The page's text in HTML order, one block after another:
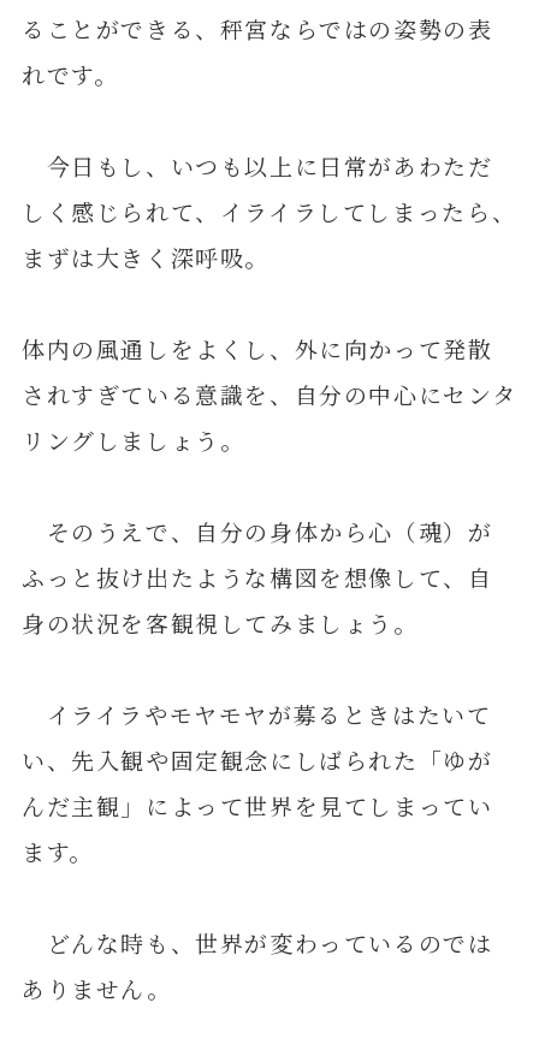
ることができる、秤宮ならではの姿勢の表
れです。
今日もし、いつも以上に日常があわただ
しく感じられて、イライラしてしまったら、
まずは大きく深呼吸。
体内の風通しをよくし、外に向かって発散
されすぎている意識を、自分の中心にセンタ
リングしましょう。
そのうえで、自分の身体から心（魂）が
ふっと抜け出たような構図を想像して、自
身の状況を客観視してみましょう。
イライラやモヤモヤが募るときはたいて
い、先入観や固定観念にしばられた「ゆが
んだ主観」によって世界を見てしまってい
ます。
どんな時も、世界が変わっているのでは
ありません。